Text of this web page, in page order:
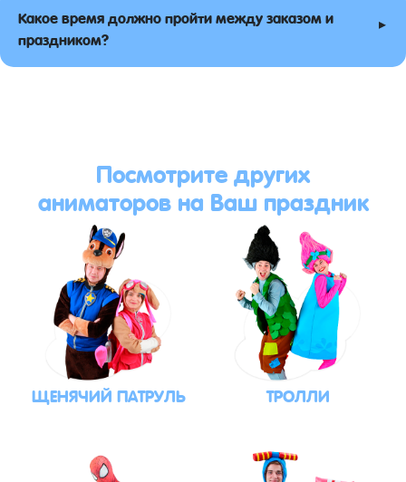
Какое время должно пройти между заказом и
праздником?
▸
Посмотрите других
аниматоров на Ваш праздник
ЩЕНЯЧИЙ ПАТРУЛЬ ТРОЛЛИ